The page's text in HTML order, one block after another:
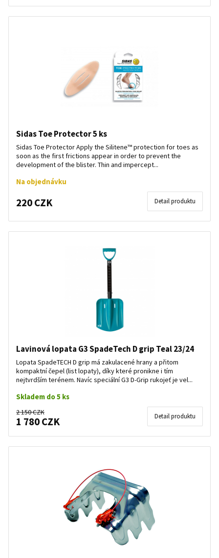
Sidas Toe Protector 5 ks
Sidas Toe Protector Apply the Silitene™ protection for toes as
soon as the first frictions appear in order to prevent the
development of the blister. Thin and impercept...
Na objednávku
220 CZK Detail produktu
Lavinová lopata G3 SpadeTech D grip Teal 23/24
Lopata SpadeTECH D grip má zakulacené hrany a přitom
kompaktní čepel (list lopaty), díky které pronikne i tím
nejtvrdším terénem. Navíc speciální G3 D-Grip rukojeť je vel...
Skladem do 5 ks
2 150 CZK
1 780 CZK Detail produktu